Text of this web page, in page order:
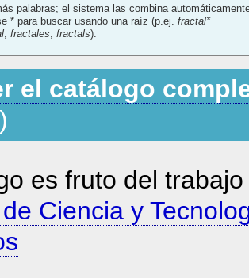
palabras; el sistema las combina
con un AND. Use * para buscar usando una raíz (p.ej.fractal*
,fractales ,fractals).
el catálogo
es fruto del
Ciencia y